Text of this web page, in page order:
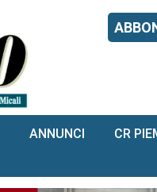
ANNUNCI CR